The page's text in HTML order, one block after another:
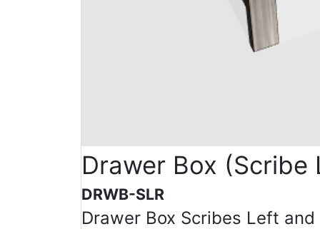
Drawer Box
DRWB-SLR
Drawer Box Scribes Left